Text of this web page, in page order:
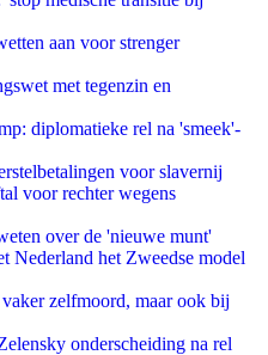
aan voor strenger
met tegenzin en
diplomatieke rel na 'smeek'-
voor slavernij
voor rechter wegens
over de 'nieuwe munt'
Nederland het Zweedse model
zelfmoord, maar ook bij
onderscheiding na rel